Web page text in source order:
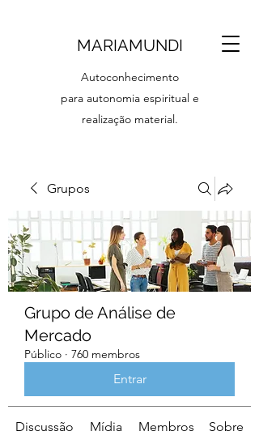
MARIAMUNDI
Autoconhecimento
para autonomia espiritual e
realização material.
Grupos
Grupo de Análise de
Mercado
Público · 760 membros
Entrar
Discussão Mídia Membros Sobre